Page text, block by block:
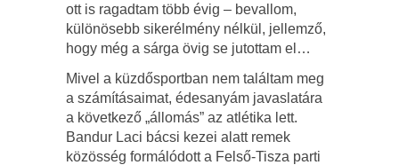
ott is ragadtam több évig – bevallom,
különösebb sikerélmény nélkül, jellemző,
hogy még a sárga övig se jutottam el…
Mivel a küzdősportban nem találtam meg
a számításaimat, édesanyám javaslatára
a következő „állomás” az atlétika lett.
Bandur Laci bácsi kezei alatt remek
közösség formálódott a Felső-Tisza parti